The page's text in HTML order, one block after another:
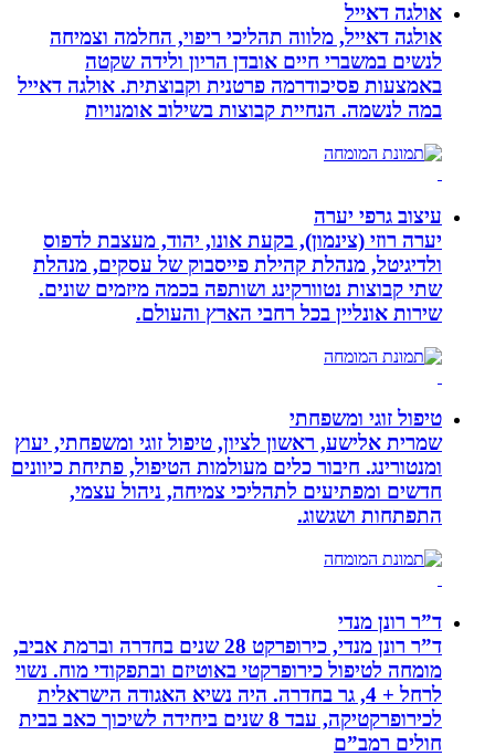
אולגה דאייל
אולגה דאייל, מלווה תהליכי ריפוי, החלמה וצמיחה
לנשים במשברי חיים אובדן הריון ולידה שקטה
באמצעות פסיכודרמה פרטנית וקבוצתית. אולגה דאייל
במה לנשמה. ‏הנחיית קבוצות בשילוב אומנויות‏
עיצוב גרפי יערה
יערה רוזי (צינמון), בקעת אונו, יהוד, מעצבת לדפוס
ולדיגיטל, מנהלת קהילת פייסבוק של עסקים, מנהלת
שתי קבוצות נטוורקינג ושותפה בכמה מיזמים שונים.
שירות אונליין בכל רחבי הארץ והעולם.
טיפול זוגי ומשפחתי
שמרית אלישע, ראשון לציון, טיפול זוגי ומשפחתי, יעוץ
ומנטורינג. חיבור כלים מעולמות הטיפול, פתיחת כיוונים
חדשים ומפתיעים לתהליכי צמיחה, ניהול עצמי,
התפתחות ושגשוג.
ד”ר רונן מנדי
ד”ר רונן מנדי, כירופרקט 28 שנים בחדרה וברמת אביב,
מומחה לטיפול כירופרקטי באוטיזם ובתפקודי מוח. נשוי
לרחל + 4, גר בחדרה. היה נשיא האגודה הישראלית
לכירופרקטיקה, עבד 8 שנים ביחידה לשיכוך כאב בבית
חולים רמב”ם